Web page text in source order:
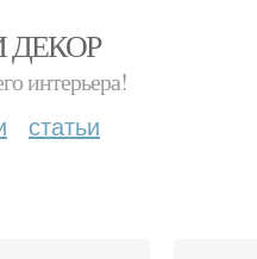
ДЕКОР
интерьера!
статьи